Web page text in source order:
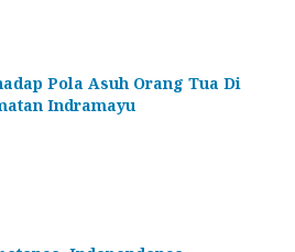
Pola Asuh Orang Tua Di
Indramayu